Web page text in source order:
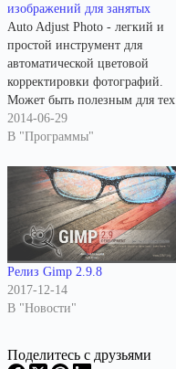
изображений для занятых
Auto Adjust Photo - легкий и
простой инструмент для
автоматической цветовой
корректировки фотографий.
Может быть полезным для тех
пользователей, которым
затруднительно
графические программы для
цветокоррекции
изображений, или которым
просто некогда тратить много
времени на ручную работу с
изображениями.
Некорректные цвета на
фотографиях - одна из самых
2014-06-29
В "Программы"
Релиз Gimp 2.9.8
2017-12-14
В "Новости"
Поделитесь с друзьями